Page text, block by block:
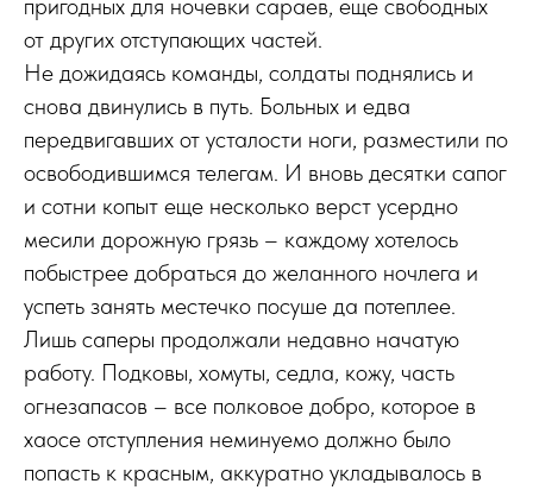
пригодных для ночевки сараев, еще свободных
от других отступающих частей.
Не дожидаясь команды, солдаты поднялись и
снова двинулись в путь. Больных и едва
передвигавших от усталости ноги, разместили по
освободившимся телегам. И вновь десятки сапог
и сотни копыт еще несколько верст усердно
месили дорожную грязь – каждому хотелось
побыстрее добраться до желанного ночлега и
успеть занять местечко посуше да потеплее.
Лишь саперы продолжали недавно начатую
работу. Подковы, хомуты, седла, кожу, часть
огнезапасов – все полковое добро, которое в
хаосе отступления неминуемо должно было
попасть к красным, аккуратно укладывалось в